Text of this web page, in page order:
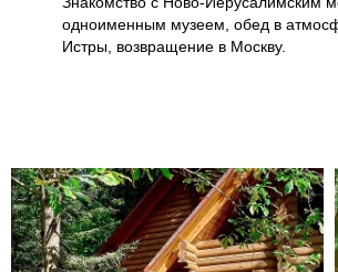
одноименным музеем, обед в
Истры, возвращение в Москву.